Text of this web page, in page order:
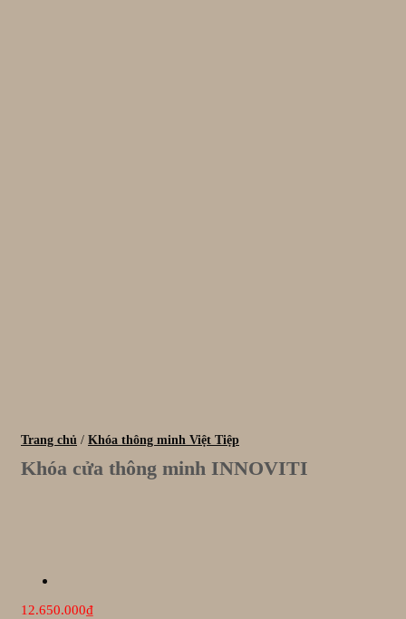
Trang chủ / Khóa thông minh Việt Tiệp
Khóa cửa thông minh INNOVITI
12.650.000₫